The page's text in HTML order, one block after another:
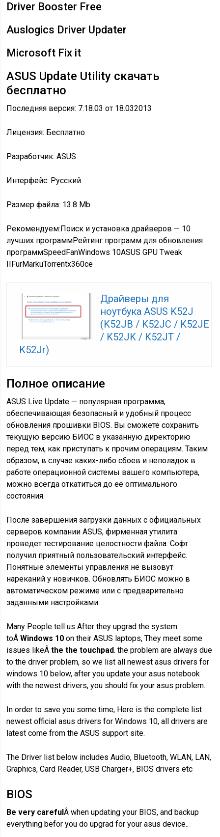
Driver Booster Free
Auslogics Driver Updater
Microsoft Fix it
ASUS Update Utility скачать
бесплатно
Последняя версия: 7.18.03 от 18.032013
Лицензия: Бесплатно
Разработчик: ASUS
Интерфейс: Русский
Размер файла: 13.8 Mb
Рекомендуем:Поиск и установка драйверов — 10
лучших программРейтинг программ для обновления
программSpeedFanWindows 10ASUS GPU Tweak
IIFurMarkuTorrentx360ce
Драйверы для
ноутбука ASUS K52J
(K52JB / K52JC / K52JE
/ K52JK / K52JT /
K52Jr)
Полное описание
ASUS Live Update — популярная программа,
обеспечивающая безопасный и удобный процесс
обновления прошивки BIOS. Вы сможете сохранить
текущую версию БИОС в указанную директорию
перед тем, как приступать к прочим операциям. Таким
образом, в случае каких-либо сбоев и неполадок в
работе операционной системы вашего компьютера,
можно всегда откатиться до её оптимального
состояния.
После завершения загрузки данных с официальных
серверов компании ASUS, фирменная утилита
проведет тестирование целостности файла. Софт
получил приятный пользовательский интерфейс.
Понятные элементы управления не вызовут
нареканий у новичков. Обновлять БИОС можно в
автоматическом режиме или с предварительно
заданными настройками.
Many People tell us After they upgrad the system
toÂWindows 10on their ASUS laptops, They meet some
issues likeÂthe the touchpad. the problem are always due
to the driver problem, so we list all newest asus drivers for
windows 10 below, after you update your asus notebook
with the newest drivers, you should fix your asus problem.
In order to save you some time, Here is the complete list
newest official asus drivers for Windows 10, all drivers are
latest come from the ASUS support site.
The Driver list below includes Audio, Bluetooth, WLAN, LAN,
Graphics, Card Reader, USB Charger+, BIOS drivers etc
BIOS
Be very carefulÂ when updating your BIOS, and backup
everything befor you do upgrad for your asus device..